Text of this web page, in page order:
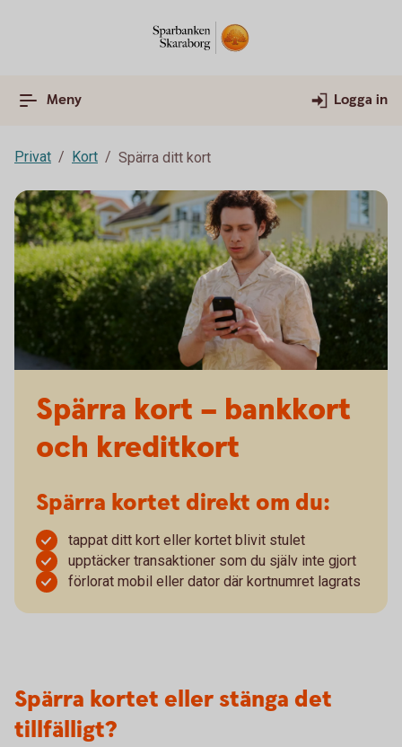
Meny Logga in
Privat Kort Spärra ditt kort
Spärra kort – bankkort
och kreditkort
Spärra kortet direkt om du:
tappat ditt kort eller kortet blivit stulet
upptäcker transaktioner som du själv inte gjort
förlorat mobil eller dator där kortnumret lagrats
Spärra kortet eller stänga det
tillfälligt?